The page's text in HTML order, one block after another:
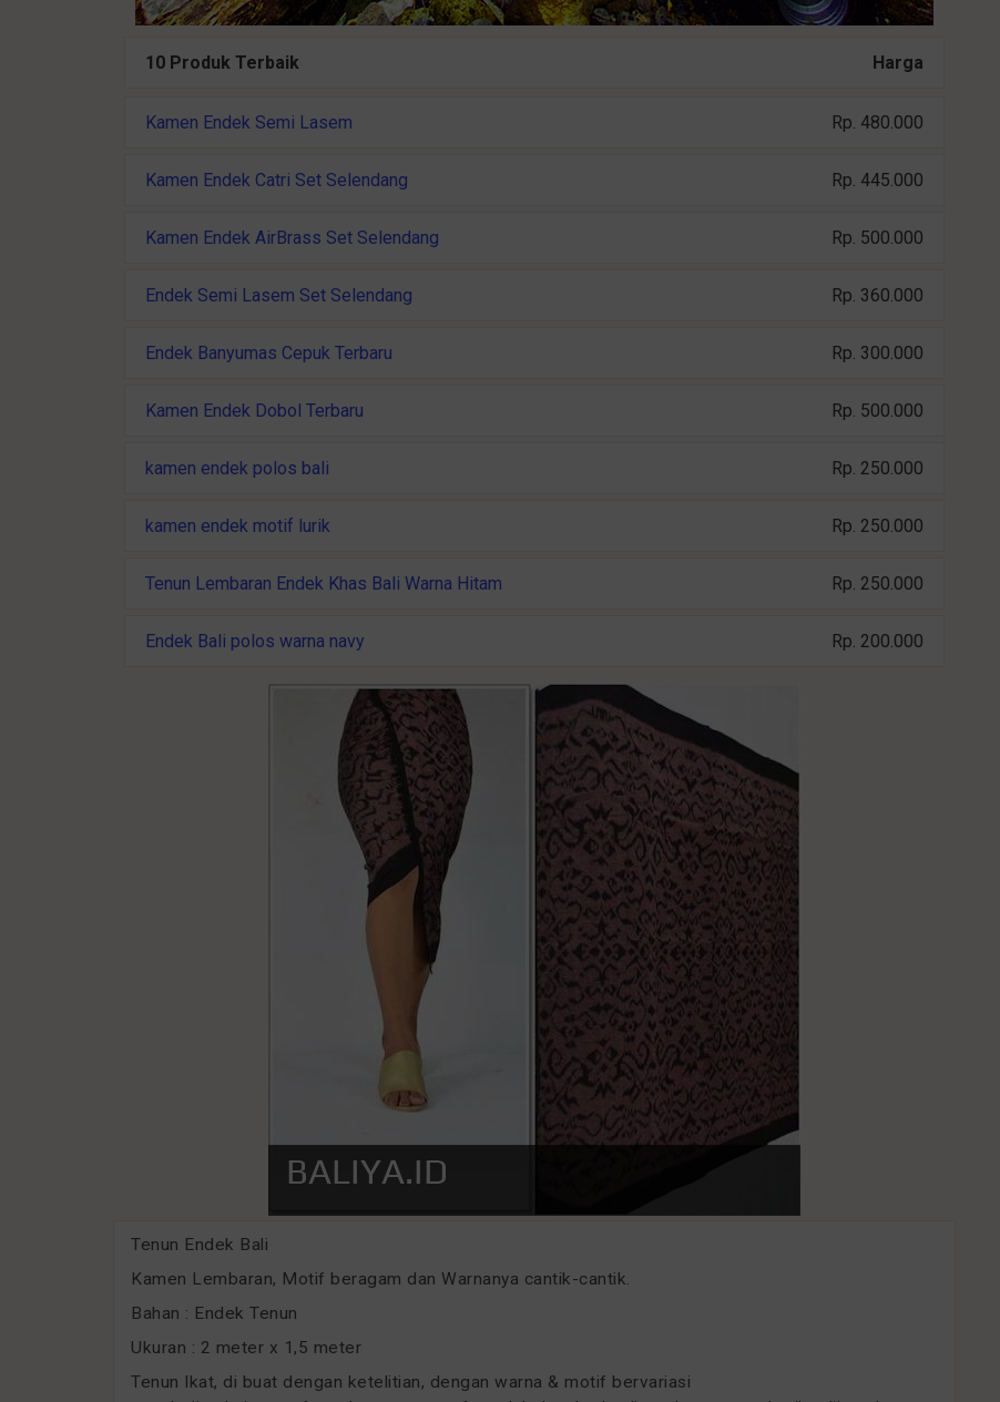
10 Produk Terbaik Harga
Kamen Endek Semi Lasem Rp. 480.000
Kamen Endek Catri Set Selendang Rp. 445.000
Kamen Endek AirBrass Set Selendang Rp. 500.000
Endek Semi Lasem Set Selendang Rp. 360.000
Endek Banyumas Cepuk Terbaru Rp. 300.000
Kamen Endek Dobol Terbaru Rp. 500.000
kamen endek polos bali Rp. 250.000
kamen endek motif lurik Rp. 250.000
Tenun Lembaran Endek Khas Bali Warna Hitam Rp. 250.000
Endek Bali polos warna navy Rp. 200.000
Tenun Endek Bali
Kamen Lembaran, Motif beragam dan Warnanya cantik-cantik.
Bahan : Endek Tenun
Ukuran : 2 meter x 1,5 meter
Tenun Ikat, di buat dengan ketelitian, dengan warna & motif bervariasi